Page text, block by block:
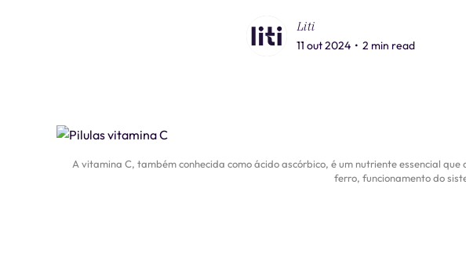
Liti
11 out 2024 • 2 min read
A vitamina C, também conhecida como ácido ascórbico, é um nutriente essencial
ferro, funcionamento do